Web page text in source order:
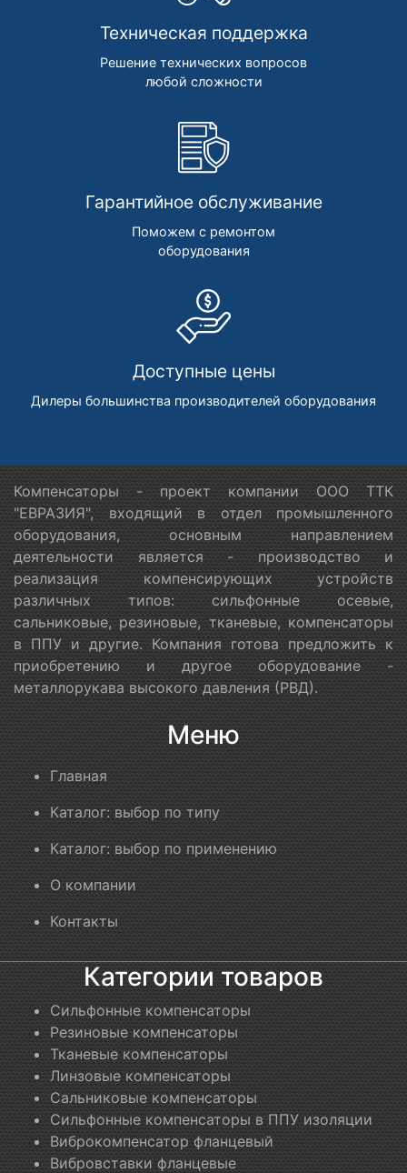
Техническая поддержка
Решение технических вопросов
любой сложности
Гарантийное обслуживание
Поможем с ремонтом
оборудования
Доступные цены
Дилеры большинства производителей оборудования
Компенсаторы - проект компании ООО ТТК
"ЕВРАЗИЯ", входящий в отдел промышленного
оборудования, основным направлением
деятельности является - производство и
реализация компенсирующих устройств
различных типов: сильфонные осевые,
сальниковые, резиновые, тканевые, компенсаторы
в ППУ и другие. Компания готова предложить к
приобретению и другое оборудование -
металлорукава высокого давления (РВД).
Меню
Главная
Каталог: выбор по типу
Каталог: выбор по применению
О компании
Контакты
Категории товаров
Сильфонные компенсаторы
Резиновые компенсаторы
Тканевые компенсаторы
Линзовые компенсаторы
Сальниковые компенсаторы
Сильфонные компенсаторы в ППУ изоляции
Виброкомпенсатор фланцевый
Вибровставки фланцевые